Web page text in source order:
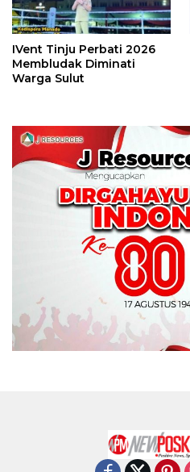
IVent Tinju Perbati 2026
Membludak Diminati
Warga Sulut